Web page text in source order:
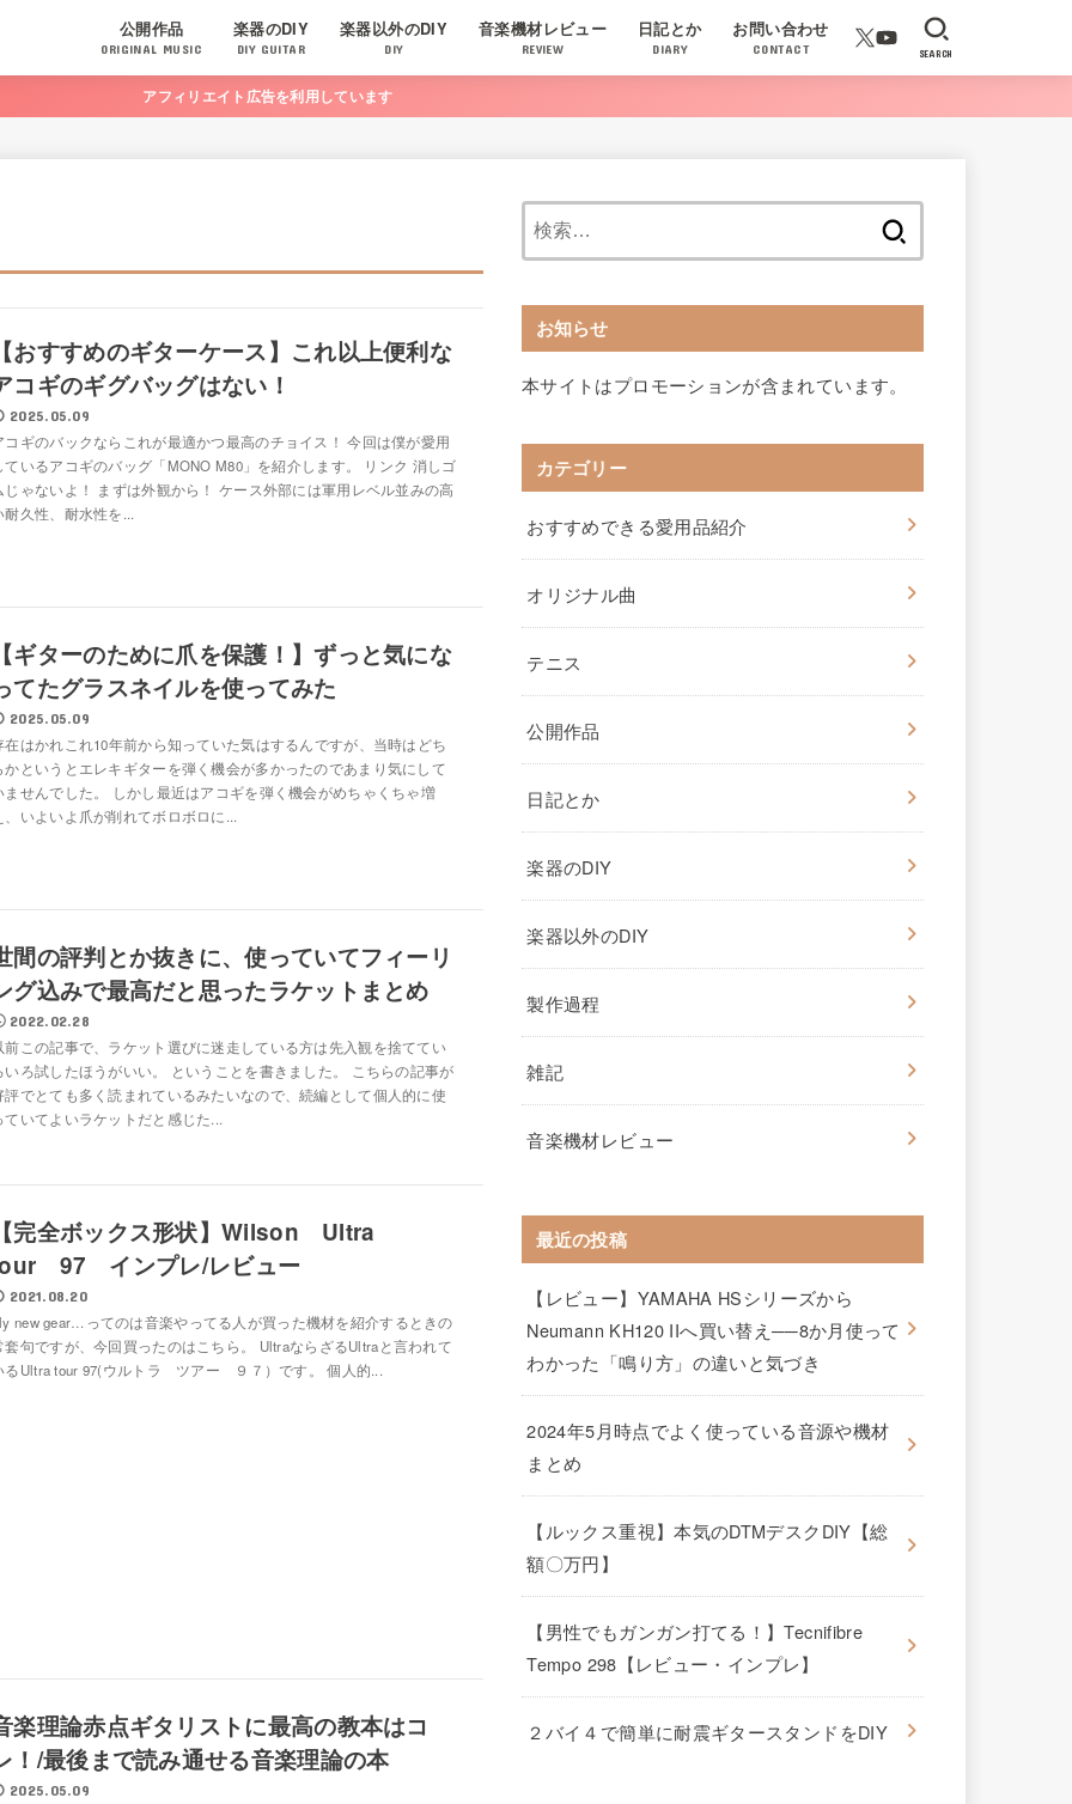
公開作品
ORIGINAL MUSIC
楽器のDIY
DIY GUITAR
楽器以外のDIY
DIY
音楽機材レビュー
REVIEW
日記とか
DIARY
お問い合わせ
CONTACT SEARCH
アフィリエイト広告を利用しています
おすすめのギターケース】これ以上便利な
コギのギグバッグはない！
2025.05.09
コギのバックならこれが最適かつ最高のチョイス！ 今回は僕が愛用
ているアコギのバッグ「MONO M80」を紹介します。 リンク 消しゴ
じゃないよ！ まずは外観から！ ケース外部には軍用レベル並みの高
耐久性、耐水性を...
ギターのために爪を保護！】ずっと気にな
てたグラスネイルを使ってみた
2025.05.09
在はかれこれ10年前から知っていた気はするんですが、当時はどち
かというとエレキギターを弾く機会が多かったのであまり気にして
ませんでした。 しかし最近はアコギを弾く機会がめちゃくちゃ増
、いよいよ爪が削れてボロボロに...
間の評判とか抜きに、使っていてフィーリ
グ込みで最高だと思ったラケットまとめ
2022.02.28
前この記事で、ラケット選びに迷走している方は先入観を捨ててい
いろ試したほうがいい。 ということを書きました。 こちらの記事が
評でとても多く読まれているみたいなので、続編として個人的に使
ていてよいラケットだと感じた...
完全ボックス形状】Wilson Ultra
97 インプレ/レビュー
2021.08.20
new gear…ってのは音楽やってる人が買った機材を紹介するときの
套句ですが、今回買ったのはこちら。 UltraならざるUltraと言われて
るUltra tour 97(ウルトラ ツアー ９７）です。 個人的...
楽理論赤点ギタリストに最高の教本はコ
！/最後まで読み通せる音楽理論の本
2025.05.09
お知らせ
本サイトはプロモーションが含まれています。
カテゴリー
おすすめできる愛用品紹介
オリジナル曲
テニス
公開作品
日記とか
楽器のDIY
楽器以外のDIY
製作過程
雑記
音楽機材レビュー
最近の投稿
【レビュー】YAMAHA HSシリーズから
Neumann KH120 IIへ買い替え──8か月使って
わかった「鳴り方」の違いと気づき
2024年5月時点でよく使っている音源や機材
まとめ
【ルックス重視】本気のDTMデスクDIY【総
額〇万円】
【男性でもガンガン打てる！】Tecnifibre
Tempo 298【レビュー・インプレ】
２バイ４で簡単に耐震ギタースタンドをDIY